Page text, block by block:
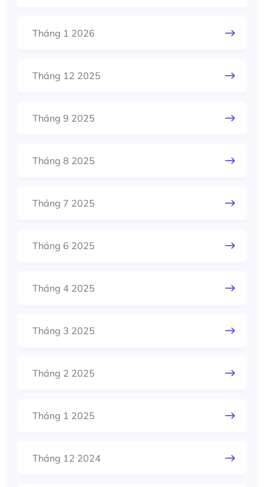
Tháng 1 2026
Tháng 12 2025
Tháng 9 2025
Tháng 8 2025
Tháng 7 2025
Tháng 6 2025
Tháng 4 2025
Tháng 3 2025
Tháng 2 2025
Tháng 1 2025
Tháng 12 2024